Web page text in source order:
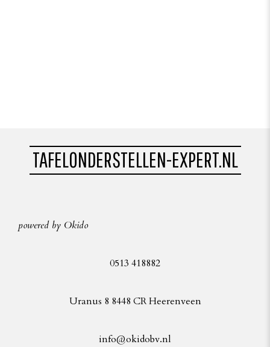
TAFELONDERSTELLEN-EXPERT.NL
powered by Okido
0513 418882
Uranus 8 8448 CR Heerenveen
info@okidobv.nl